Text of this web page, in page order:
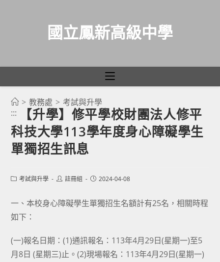
國立鳳新高級中學
> 教務處 > 考試與升學
:::
【升學】修平學校財團法人修平
科技大學113學年度身心障礙學生
單獨招生訊息
Post考試與升學
Post註冊組
Post2024-04-08
一、本校身心障礙學生單獨招生名額計有25名，相關時程
如下：
(一)報名日期：(1)通訊報名：113年4月29日(星期一)至5
月8日 (星期三)止。(2)現場報名：113年4月29日(星期一)